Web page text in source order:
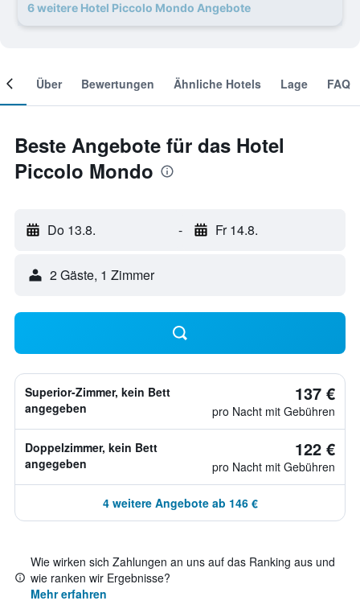
6 weitere Hotel Piccolo Mondo Angebote
Über Bewertungen Ähnliche Hotels Lage FAQ
Beste Angebote für das Hotel
Piccolo Mondo
Do 13.8. - Fr 14.8.
2 Gäste, 1 Zimmer
Superior-Zimmer, kein Bett
angegeben
137 €
pro Nacht mit Gebühren
Doppelzimmer, kein Bett
angegeben
122 €
pro Nacht mit Gebühren
4 weitere Angebote ab 146 €
Wie wirken sich Zahlungen an uns auf das Ranking aus und
wie ranken wir Ergebnisse?
Mehr erfahren